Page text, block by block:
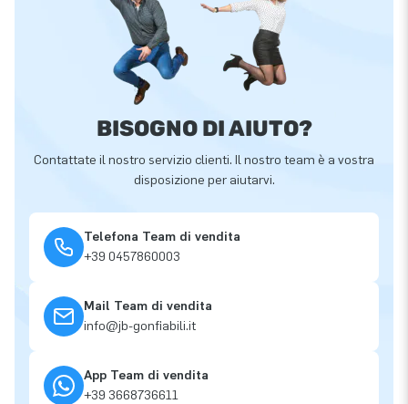
BISOGNO DI AIUTO?
Contattate il nostro servizio clienti. Il nostro team è a vostra
disposizione per aiutarvi.
Telefona Team di vendita
+39 0457860003
Mail Team di vendita
info@jb-gonfiabili.it
App Team di vendita
+39 3668736611